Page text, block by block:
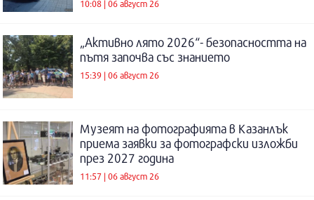
10:08 | 06 август 26
„Активно лято 2026“- безопасността на
пътя започва със знанието
15:39 | 06 август 26
Музеят на фотографията в Казанлък
приема заявки за фотографски изложби
през 2027 година
11:57 | 06 август 26